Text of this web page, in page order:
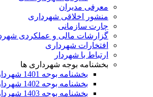
معرفی مدیران
منشور اخلاقی شهرداری
چارت سازمانی
گزارشات مالی و عملکردی
افتخارات شهرداری
ارتباط با شهردار
بخشنامه بوجه شهرداری ها
بخشنامه بوجه 1401 شهرداری ها
بخشنامه بوجه 1402 شهرداری ها
بخشنامه بوجه 1403 شهرداری ها